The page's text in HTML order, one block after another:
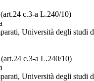
c.3-a L.240/10)
Università degli studi
c.3-a L.240/10)
Università degli studi